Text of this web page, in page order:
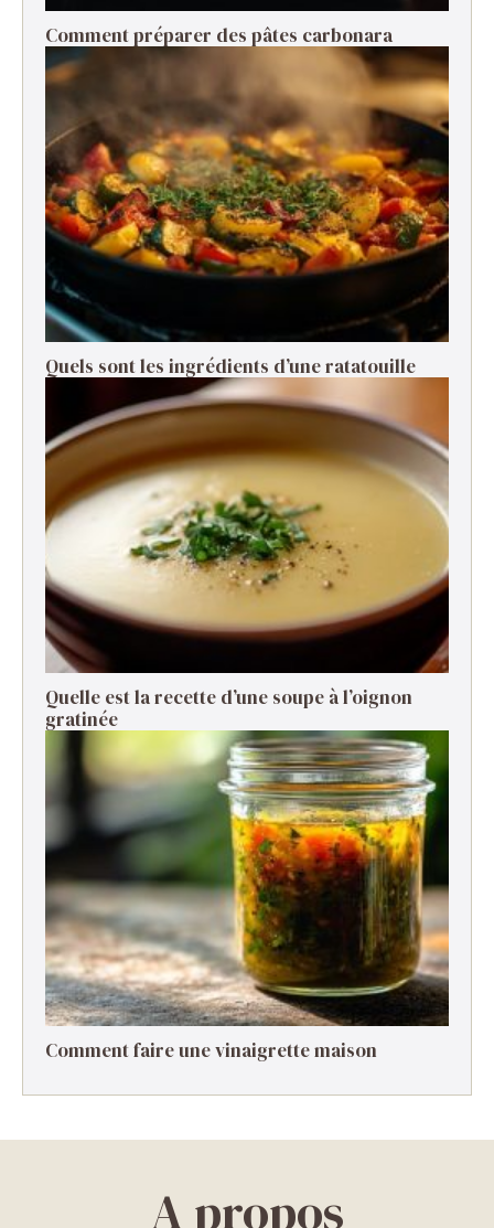
Comment préparer des pâtes carbonara ​
Quels sont les ingrédients d’une ratatouille ​
Quelle est la recette d’une soupe à l’oignon
gratinée ​
Comment faire une vinaigrette maison ​
A propos